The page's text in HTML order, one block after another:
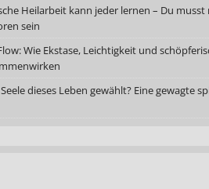
Heilarbeit kann jeder lernen – Du musst
sein
Wie Ekstase, Leichtigkeit und
dieses Leben gewählt? Eine gewagte